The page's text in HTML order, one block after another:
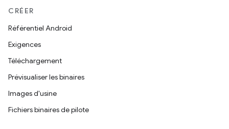
CRÉER
Référentiel Android
Exigences
Téléchargement
Prévisualiser les binaires
Images d'usine
Fichiers binaires de pilote